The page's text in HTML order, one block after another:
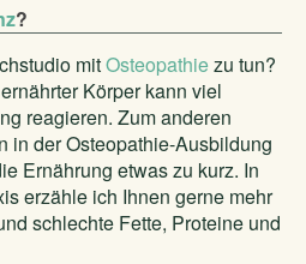
?
mitOsteopathiezu tun?
Körper kann viel
reagieren. Zum anderen
in der Osteopathie-Ausbildung
Ernährung etwas zu kurz. In
erzähle ich Ihnen gerne mehr
schlechte Fette, Proteine und